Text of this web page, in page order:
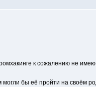
к сожалению не
бы её пройти на своём